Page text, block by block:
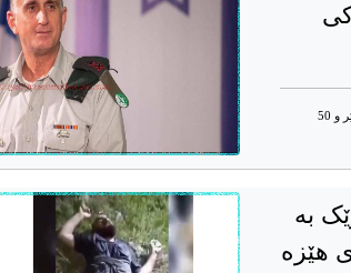
2 ساڵ و 3 مانگ و 24 ڕۆژ و 3 کاتژمێر و 50
بە
هێزە